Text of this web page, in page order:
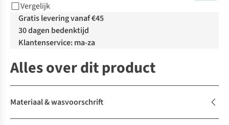
Vergelijk
Gratis levering vanaf €45
30 dagen bedenktijd
Klantenservice: ma-za
Alles over dit product
Materiaal & wasvoorschrift